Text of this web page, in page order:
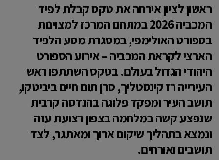
ראשון לציון אירחה את טקס קבלת לפיד
המכביה 2026 במתחם המרכז למצוינות
בספורט האולימפי, במסגרת מסע הלפיד
הארצי לקראת המכביה – אירוע הספורט
היהודי הגדול בעולם. בטקס השתתפו ראש
העירייה רז קינסטליך, סרן תום חיים ביביטקו,
תושב העיר ומפקד פלוגה בהנדסה קרבית
שנפצע קשה במלחמה בצפון רצועת עזה
ונמצא בתהליך שיקום ארוך ומאתגר, לצד
תושבים ואורחים.